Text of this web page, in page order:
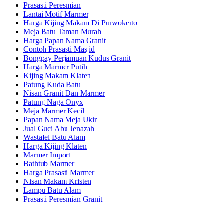
Prasasti Peresmian
Lantai Motif Marmer
Harga Kijing Makam Di Purwokerto
Meja Batu Taman Murah
Harga Papan Nama Granit
Contoh Prasasti Masjid
Bongpay Perjamuan Kudus Granit
Harga Marmer Putih
Kijing Makam Klaten
Patung Kuda Batu
Nisan Granit Dan Marmer
Patung Naga Onyx
Meja Marmer Kecil
Papan Nama Meja Ukir
Jual Guci Abu Jenazah
Wastafel Batu Alam
Harga Kijing Klaten
Marmer Import
Bathtub Marmer
Harga Prasasti Marmer
Nisan Makam Kristen
Lampu Batu Alam
Prasasti Peresmian Granit